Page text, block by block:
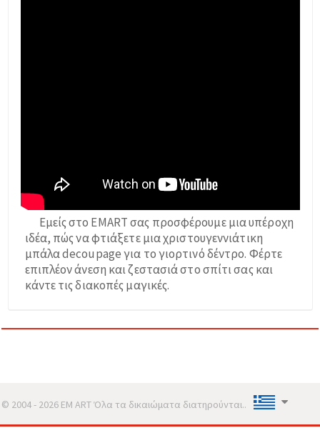
Εμείς στο EMART σας προσφέρουμε μια υπέροχη
ιδέα, πώς να φτιάξετε μια χριστουγεννιάτικη
μπάλα decoupage για το γιορτινό δέντρο. Φέρτε
επιπλέον άνεση και ζεστασιά στο σπίτι σας και
κάντε τις διακοπές μαγικές.
© 2004 - 2026 EM ART Όλα τα δικαιώματα διατηρούνται..